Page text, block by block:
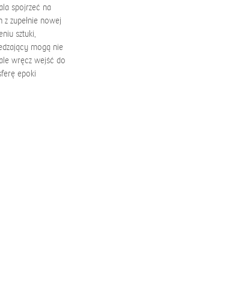
spojrzeć na
zupełnie nowej
sztuki,
mogą nie
wręcz wejść do
epoki